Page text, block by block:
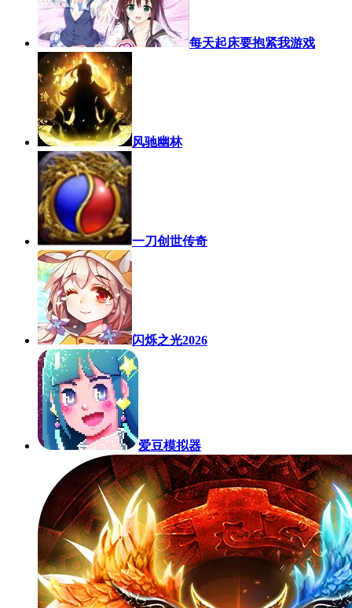
每天起床要抱紧我游戏
风驰幽林
一刀创世传奇
闪烁之光2026
爱豆模拟器